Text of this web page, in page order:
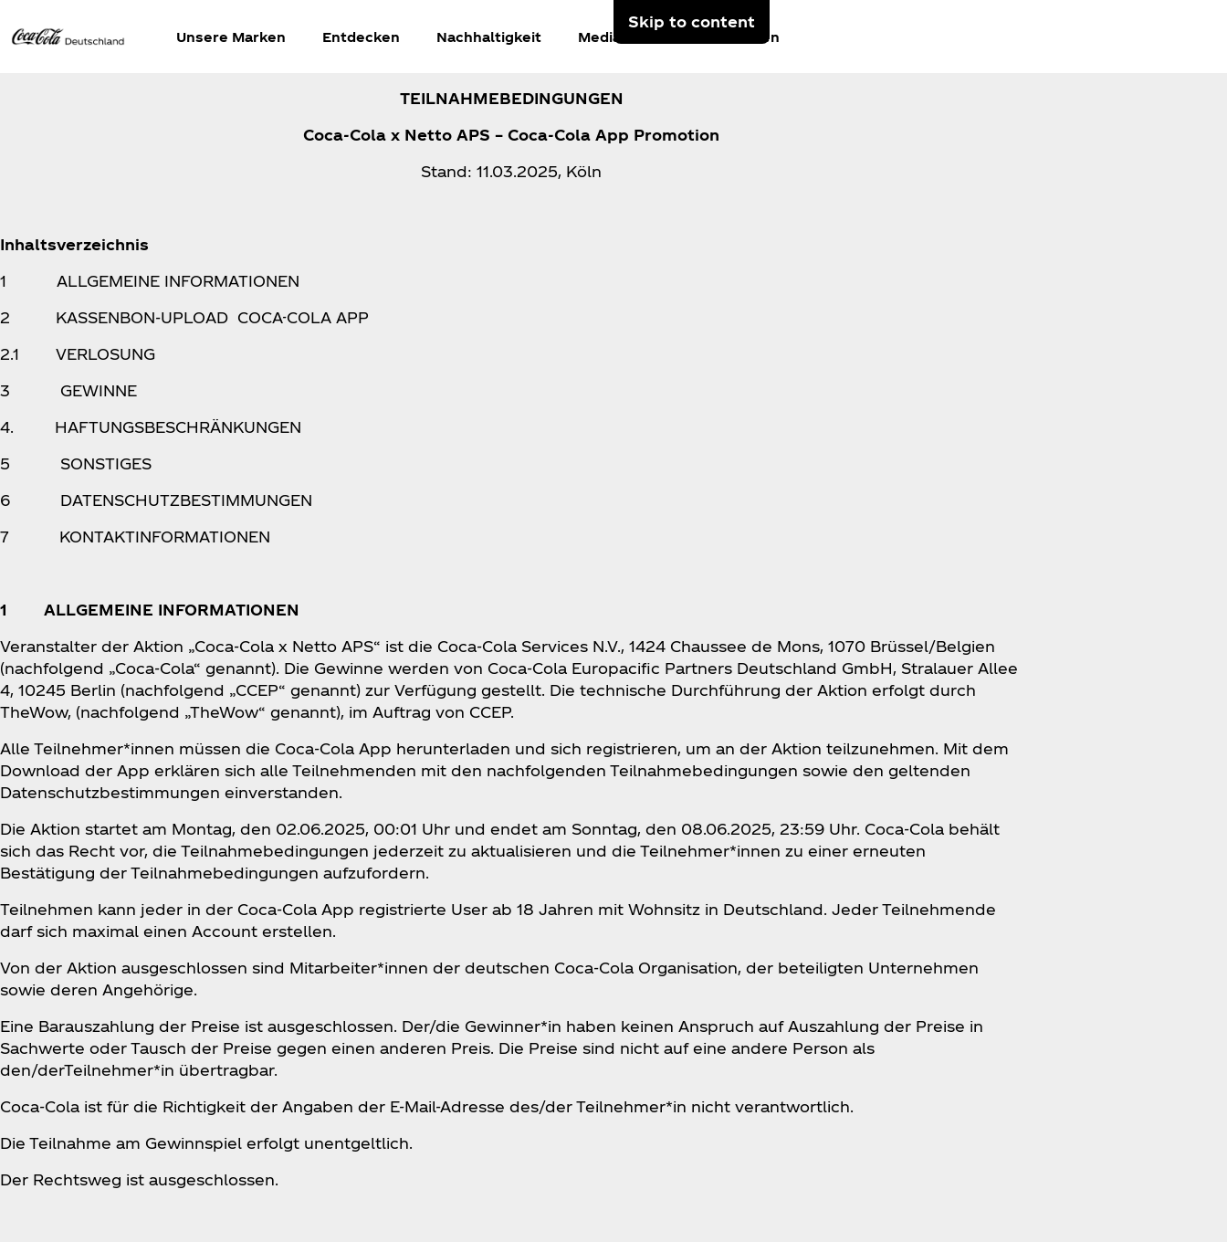
Skip to content
Unsere Marken Entdecken Nachhaltigkeit Mediacenter Anmelden
TEILNAHMEBEDINGUNGEN
Coca‑Cola x Netto APS – Coca‑Cola App Promotion
Stand: 11.03.2025, Köln
Inhaltsverzeichnis
1 ALLGEMEINE INFORMATIONEN
2 KASSENBON-UPLOAD COCA-COLA APP
2.1 VERLOSUNG
3 GEWINNE
4. HAFTUNGSBESCHRÄNKUNGEN
5 SONSTIGES
6 DATENSCHUTZBESTIMMUNGEN
7 KONTAKTINFORMATIONEN
1 ALLGEMEINE INFORMATIONEN
Veranstalter der Aktion „Coca‑Cola x Netto APS“ ist die Coca‑Cola Services N.V., 1424 Chaussee de Mons, 1070 Brüssel/Belgien
(nachfolgend „Coca‑Cola“ genannt). Die Gewinne werden von Coca‑Cola Europacific Partners Deutschland GmbH, Stralauer Allee
4, 10245 Berlin (nachfolgend „CCEP“ genannt) zur Verfügung gestellt. Die technische Durchführung der Aktion erfolgt durch
TheWow, (nachfolgend „TheWow“ genannt), im Auftrag von CCEP.
Alle Teilnehmer*innen müssen die Coca‑Cola App herunterladen und sich registrieren, um an der Aktion teilzunehmen. Mit dem
Download der App erklären sich alle Teilnehmenden mit den nachfolgenden Teilnahmebedingungen sowie den geltenden
Datenschutzbestimmungen einverstanden.
Die Aktion startet am Montag, den 02.06.2025, 00:01 Uhr und endet am Sonntag, den 08.06.2025, 23:59 Uhr. Coca‑Cola behält
sich das Recht vor, die Teilnahmebedingungen jederzeit zu aktualisieren und die Teilnehmer*innen zu einer erneuten
Bestätigung der Teilnahmebedingungen aufzufordern.
Teilnehmen kann jeder in der Coca‑Cola App registrierte User ab 18 Jahren mit Wohnsitz in Deutschland. Jeder Teilnehmende
darf sich maximal einen Account erstellen.
Von der Aktion ausgeschlossen sind Mitarbeiter*innen der deutschen Coca‑Cola Organisation, der beteiligten Unternehmen
sowie deren Angehörige.
Eine Barauszahlung der Preise ist ausgeschlossen. Der/die Gewinner*in haben keinen Anspruch auf Auszahlung der Preise in
Sachwerte oder Tausch der Preise gegen einen anderen Preis. Die Preise sind nicht auf eine andere Person als
den/derTeilnehmer*in übertragbar.
Coca‑Cola ist für die Richtigkeit der Angaben der E-Mail-Adresse des/der Teilnehmer*in nicht verantwortlich.
Die Teilnahme am Gewinnspiel erfolgt unentgeltlich.
Der Rechtsweg ist ausgeschlossen.